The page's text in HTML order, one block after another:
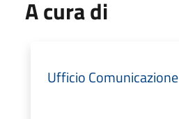
A cura di
Ufficio Comunicazione